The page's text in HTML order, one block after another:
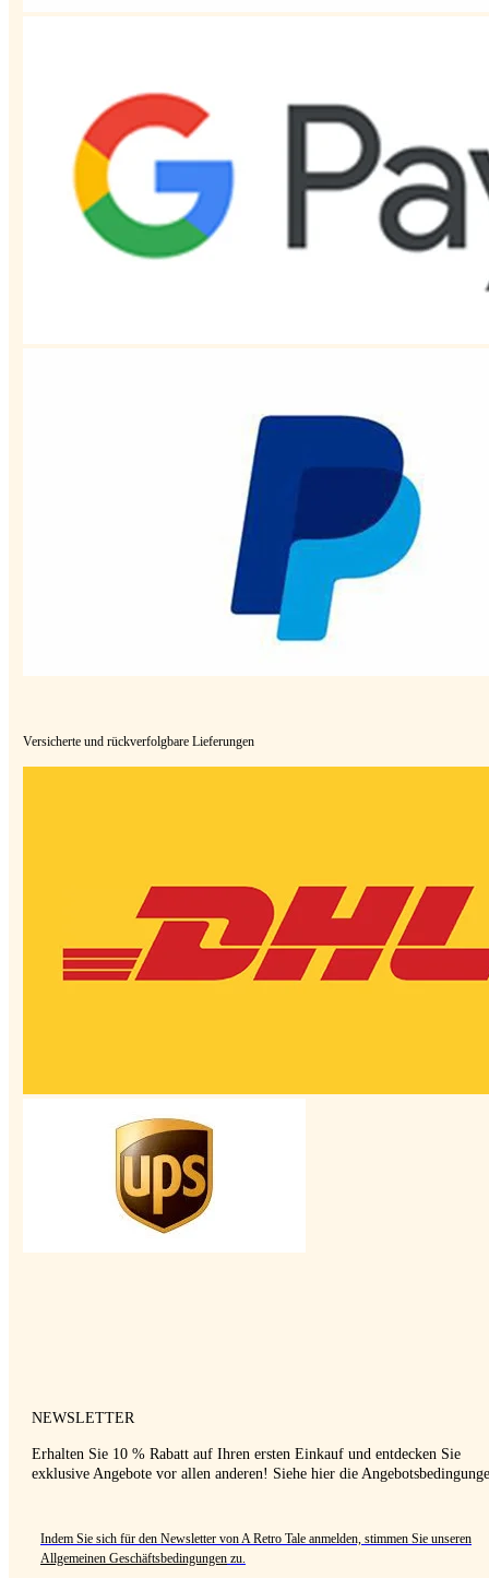
Versicherte und rückverfolgbare Lieferungen
NEWSLETTER
Erhalten Sie 10 % Rabatt auf Ihren ersten Einkauf und entdecken Sie
exklusive Angebote vor allen anderen! Siehe hier die
Indem Sie sich für den Newsletter von A Retro Tale anmelden, stimmen Sie unseren
Allgemeinen Geschäftsbedingungen zu.